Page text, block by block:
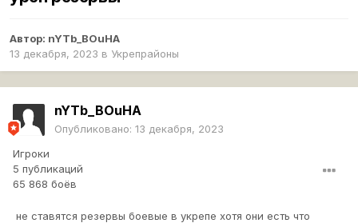
Автор: nYTb_BOuHA
13 декабря, 2023 в Укрепрайоны
nYTb_BOuHA
Опубликовано: 13 декабря, 2023
Игроки
5 публикаций
65 868 боёв
не ставятся резервы боевые в укрепе хотя они есть что